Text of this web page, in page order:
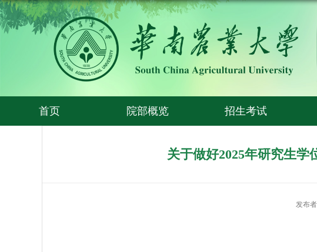
首页 院部概览 招生考试
关于做好2025年研究生学
发布